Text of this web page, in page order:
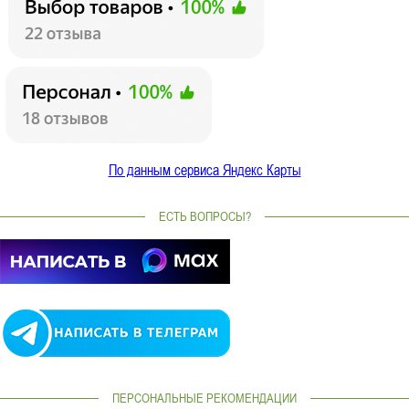
По данным сервиса Яндекс Карты
ЕСТЬ ВОПРОСЫ?
ПЕРСОНАЛЬНЫЕ РЕКОМЕНДАЦИИ